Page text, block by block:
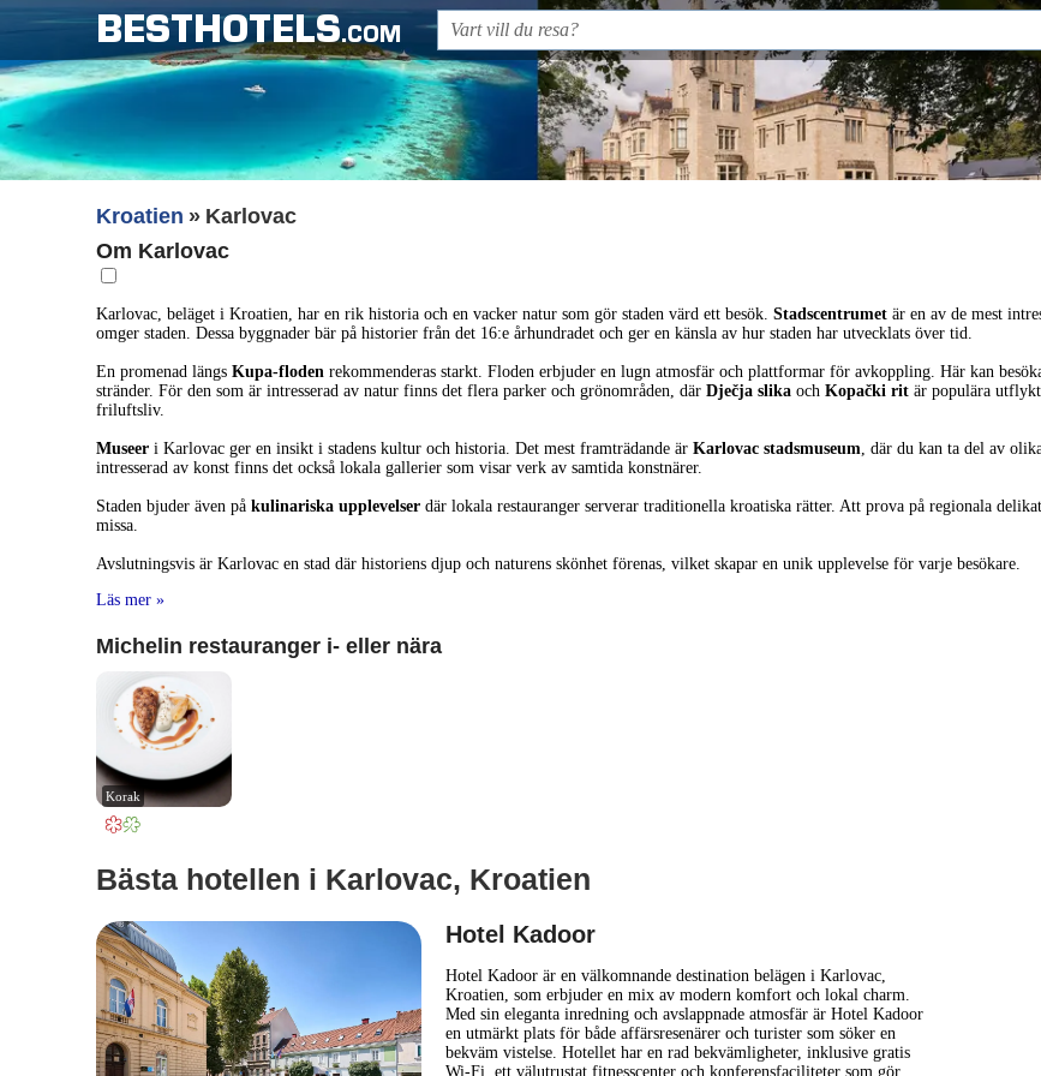
BESTHOTELS.COM
Kroatien
Karlovac
Om Karlovac
Karlovac, beläget i Kroatien, har en rik historia och en vacker natur som gör staden värd ett besök.Stadscentrumet är en av de mest
omger staden. Dessa byggnader bär på historier från det 16:e århundradet och ger en känsla av hur staden har utvecklats över tid.
En promenad längsKupa-floden rekommenderas starkt. Floden erbjuder en lugn atmosfär och plattformar för avkoppling. Här kan
stränder. För den som är intresserad av natur finns det flera parker och grönområden, därDječja slika ochKopački rit är populära
friluftsliv.
Museer i Karlovac ger en insikt i stadens kultur och historia. Det mest framträdande ärKarlovac stadsmuseum, där du kan ta del av
intresserad av konst finns det också lokala gallerier som visar verk av samtida konstnärer.
Staden bjuder även påkulinariska upplevelser där lokala restauranger serverar traditionella kroatiska rätter. Att prova på regionala
missa.
Avslutningsvis är Karlovac en stad där historiens djup och naturens skönhet förenas, vilket skapar en unik upplevelse för varje besökare.
Läs mer »
Michelin restauranger i- eller nära
Korak
Bästa hotellen i Karlovac, Kroatien
Hotel Kadoor
Hotel Kadoor är en välkomnande destination belägen i Karlovac,
Kroatien, som erbjuder en mix av modern komfort och lokal charm.
Med sin eleganta inredning och avslappnade atmosfär är Hotel Kadoor
en utmärkt plats för både affärsresenärer och turister som söker en
bekväm vistelse. Hotellet har en rad bekvämligheter, inklusive gratis
Wi-Fi, ett välutrustat fitnesscenter och konferensfaciliteter som gör...